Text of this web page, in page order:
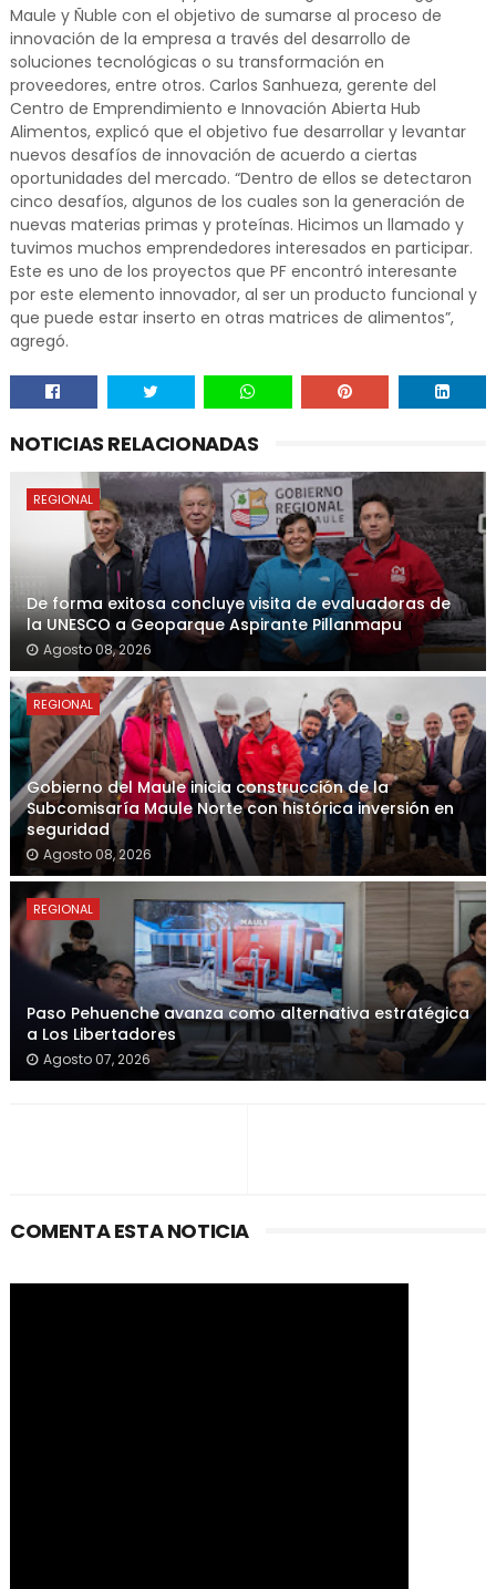
Maule y Ñuble con el objetivo de sumarse al proceso de
innovación de la empresa a través del desarrollo de
soluciones tecnológicas o su transformación en
proveedores, entre otros. Carlos Sanhueza, gerente del
Centro de Emprendimiento e Innovación Abierta Hub
Alimentos, explicó que el objetivo fue desarrollar y levantar
nuevos desafíos de innovación de acuerdo a ciertas
oportunidades del mercado. “Dentro de ellos se detectaron
cinco desafíos, algunos de los cuales son la generación de
nuevas materias primas y proteínas. Hicimos un llamado y
tuvimos muchos emprendedores interesados en participar.
Este es uno de los proyectos que PF encontró interesante
por este elemento innovador, al ser un producto funcional y
que puede estar inserto en otras matrices de alimentos”,
agregó.
NOTICIAS RELACIONADAS
REGIONAL
De forma exitosa concluye visita de evaluadoras de
la UNESCO a Geoparque Aspirante Pillanmapu
Agosto 08, 2026
REGIONAL
Gobierno del Maule inicia construcción de la
Subcomisaría Maule Norte con histórica inversión en
seguridad
Agosto 08, 2026
REGIONAL
Paso Pehuenche avanza como alternativa estratégica
a Los Libertadores
Agosto 07, 2026
COMENTA ESTA NOTICIA